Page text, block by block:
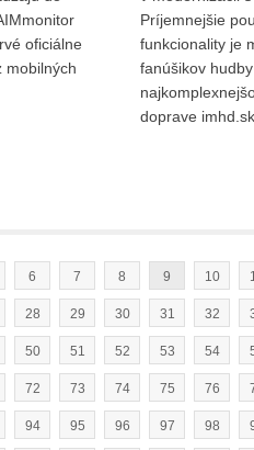
oficiálne
mobilných
Príjemnejšie
funkcionality je
fanúšikov
doprave
6 7 8 9 10
28 29 30 31 32
50 51 52 53 54
72 73 74 75 76
94 95 96 97 98